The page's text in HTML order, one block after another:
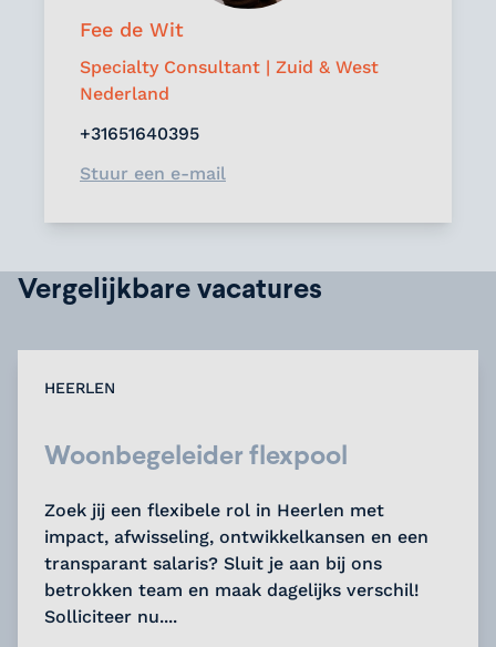
Fee de Wit
Specialty Consultant | Zuid & West
Nederland
+31651640395
Stuur een e-mail
Vergelijkbare vacatures
HEERLEN
Woonbegeleider flexpool
Zoek jij een flexibele rol in Heerlen met
impact, afwisseling, ontwikkelkansen en een
transparant salaris? Sluit je aan bij ons
betrokken team en maak dagelijks verschil!
Solliciteer nu....